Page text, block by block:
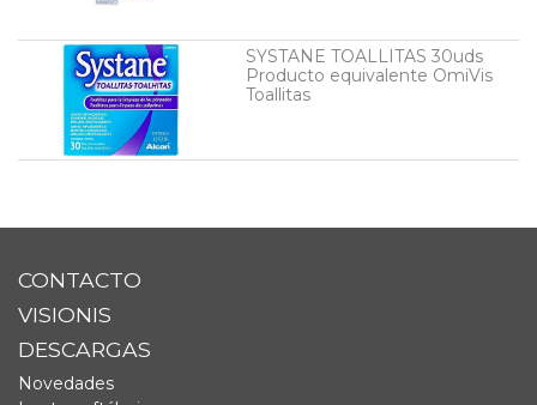
SYSTANE TOALLITAS 30uds
Producto equivalente OmiVis
Toallitas
CONTACTO
VISIONIS
DESCARGAS
Novedades